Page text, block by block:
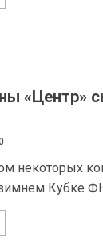
«Центр»
некоторых
Кубке